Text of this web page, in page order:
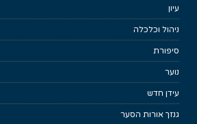
עיון
ניהול וכלכלה
סיפורת
נוער
עידן חדש
גנזך אורות הסער